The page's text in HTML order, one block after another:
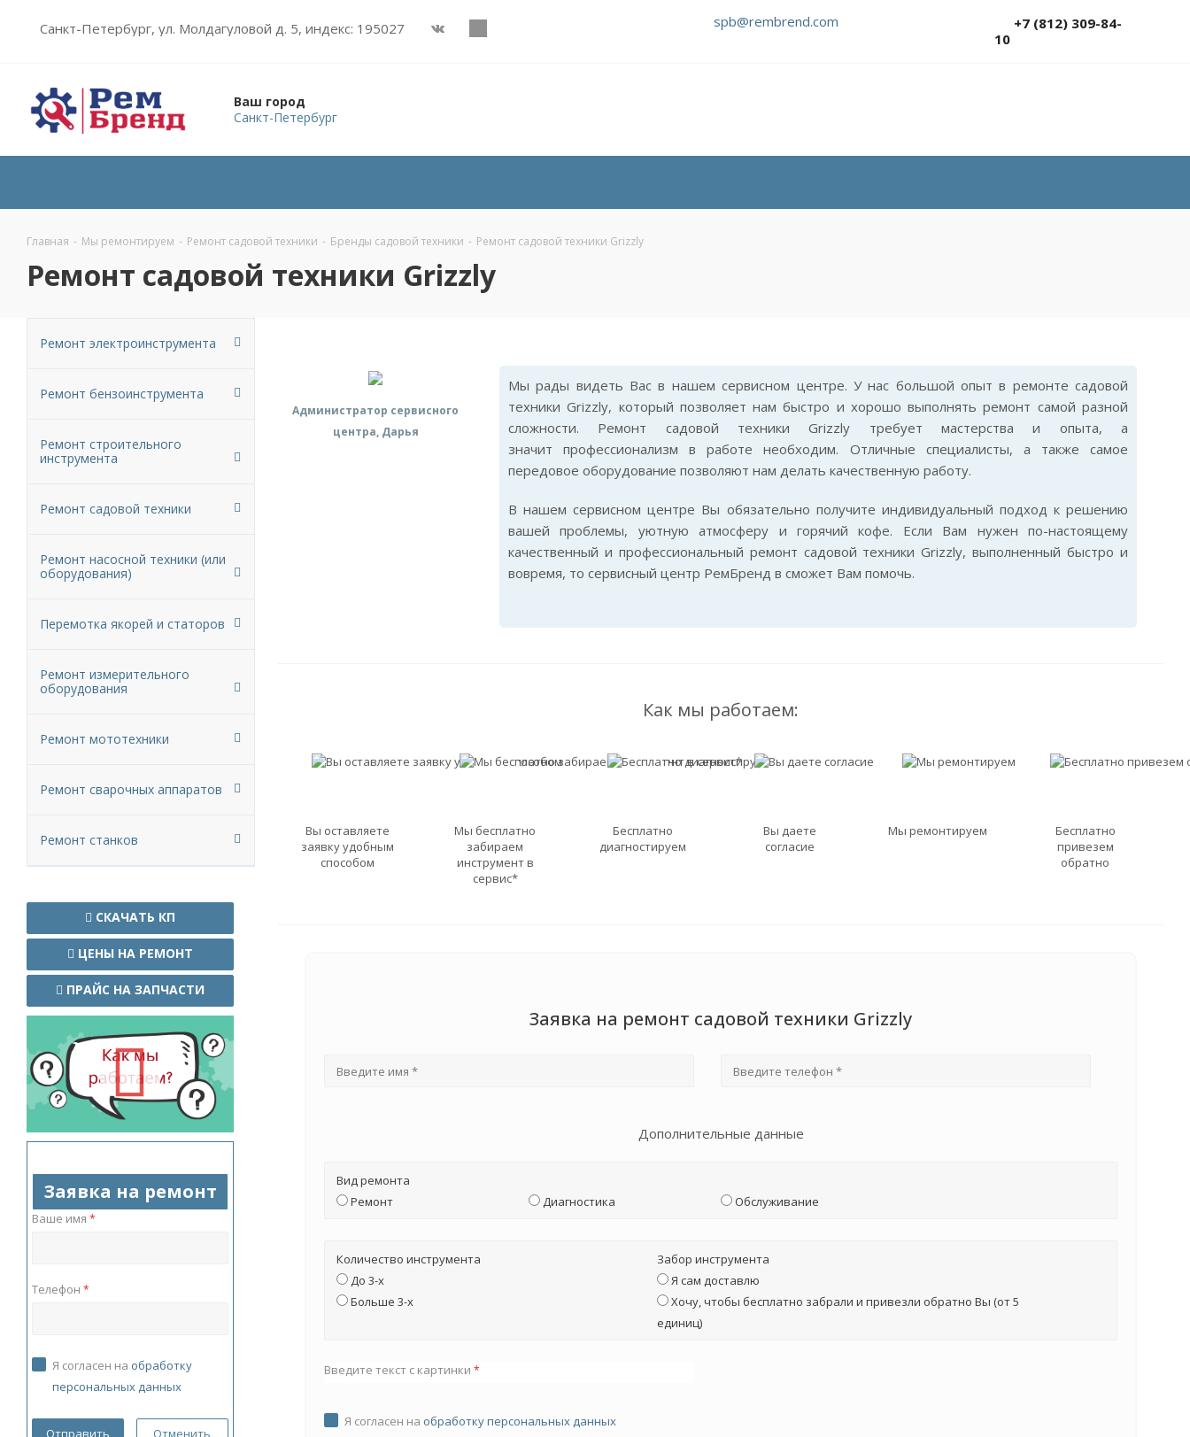
Санкт-Петербург, ул. Молдагуловой д. 5, индекс: 195027 spb@rembrend.com
+7 (812) 309-84-
10
Ваш город
Санкт-Петербург
Главная - Мы ремонтируем - Ремонт садовой техники - Бренды садовой техники - Ремонт садовой техники Grizzly
Ремонт садовой техники Grizzly
Администратор сервисного
центра, Дарья
Мы рады видеть Вас в нашем сервисном центре. У нас большой опыт в ремонте садовой
техники Grizzly, который позволяет нам быстро и хорошо выполнять ремонт самой разной
сложности. Ремонт садовой техники Grizzly требует мастерства и опыта, а
значит профессионализм в работе необходим. Отличные специалисты, а также самое
передовое оборудование позволяют нам делать качественную работу.
В нашем сервисном центре Вы обязательно получите индивидуальный подход к решению
вашей проблемы, уютную атмосферу и горячий кофе. Если Вам нужен по-настоящему
качественный и профессиональный ремонт садовой техники Grizzly, выполненный быстро и
вовремя, то сервисный центр РемБренд в сможет Вам помочь.
Как мы работаем:
Вы оставляете
заявку удобным
способом
Мы бесплатно
забираем
инструмент в
сервис*
Бесплатно
диагностируем
Вы даете
согласие
Мы ремонтируем
Бесплатно
привезем
обратно
Заявка на ремонт садовой техники Grizzly
Дополнительные данные
Вид ремонта
Ремонт
Диагностика Обслуживание
Количество инструмента
До 3-х
Больше 3-х
Забор инструмента
Я сам доставлю
Хочу, чтобы бесплатно забрали и привезли обратно Вы (от 5
единиц)
Введите текст с картинки *
Я согласен на обработку персональных данных
Ремонт электроинструмента
Ремонт бензоинструмента
Ремонт строительного
инструмента
Ремонт садовой техники
Ремонт насосной техники (или
оборудования)
Перемотка якорей и статоров
Ремонт измерительного
оборудования
Ремонт мототехники
Ремонт сварочных аппаратов
Ремонт станков
СКАЧАТЬ КП
ЦЕНЫ НА РЕМОНТ
ПРАЙС НА ЗАПЧАСТИ
Заявка на ремонт
Ваше имя *
Телефон *
Я согласен на обработку
персональных данных
Отменить